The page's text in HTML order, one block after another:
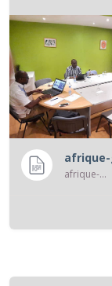
...
afrique-gouvernance-rss